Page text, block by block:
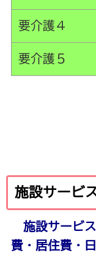
要介護４
要介護５
施設サービ
施設サービ
費・居住費・